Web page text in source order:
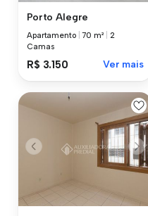
Porto Alegre
Apartamento |70 m²
2
Camas
R$ 3.150 Ver mais